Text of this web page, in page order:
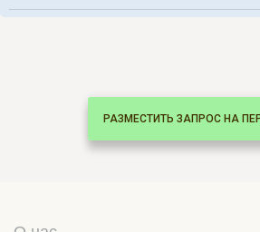
РАЗМЕСТИТЬ ЗАПРОС НА